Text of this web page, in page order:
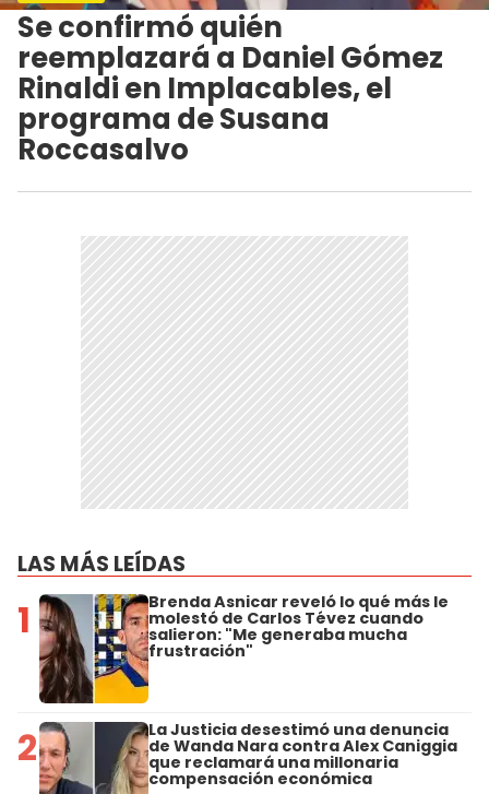
Se confirmó quién
reemplazará a Daniel Gómez
Rinaldi en Implacables, el
programa de Susana
Roccasalvo
LAS MÁS LEÍDAS
1 Brenda Asnicar reveló lo qué más le
molestó de Carlos Tévez cuando
salieron: "Me generaba mucha
frustración"
2 La Justicia desestimó una denuncia
de Wanda Nara contra Alex Caniggia
que reclamará una millonaria
compensación económica